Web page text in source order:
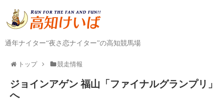
通年ナイター“夜さ恋ナイター”の高知競馬場
トップ 競走情報
ジョインアゲン 福山「ファイナルグランプリ」
へ